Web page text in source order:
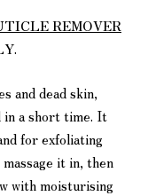
REMOVER
.
and dead skin,
in a short time. It
for exfoliating
massage it in, then
with moisturising